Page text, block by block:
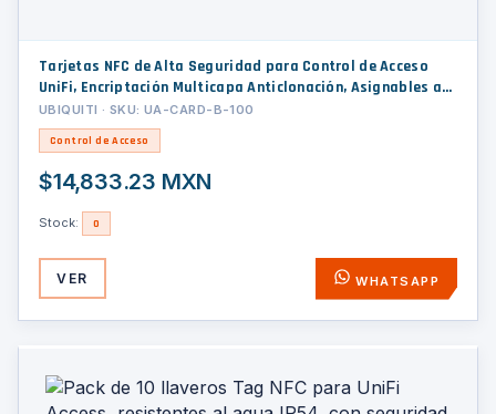
Tarjetas NFC de Alta Seguridad para Control de Acceso
UniFi, Encriptación Multicapa Anticlonación, Asignables a
Usuarios y Visitantes, Paquete con 100 Piezas
UBIQUITI · SKU: UA-CARD-B-100
Control de Acceso
$14,833.23 MXN
Stock: 0
VER WHATSAPP